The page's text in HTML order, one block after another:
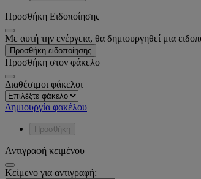
Προσθήκη Ειδοποίησης
Με αυτή την ενέργεια, θα δημιουργηθεί μια
Προσθήκη ειδοποίησης
Προσθήκη στον φάκελο
Διαθέσιμοι φάκελοι
Δημιουργία φακέλου
Προσθήκη
Αντιγραφή κειμένου
Κείμενο για αντιγραφή: